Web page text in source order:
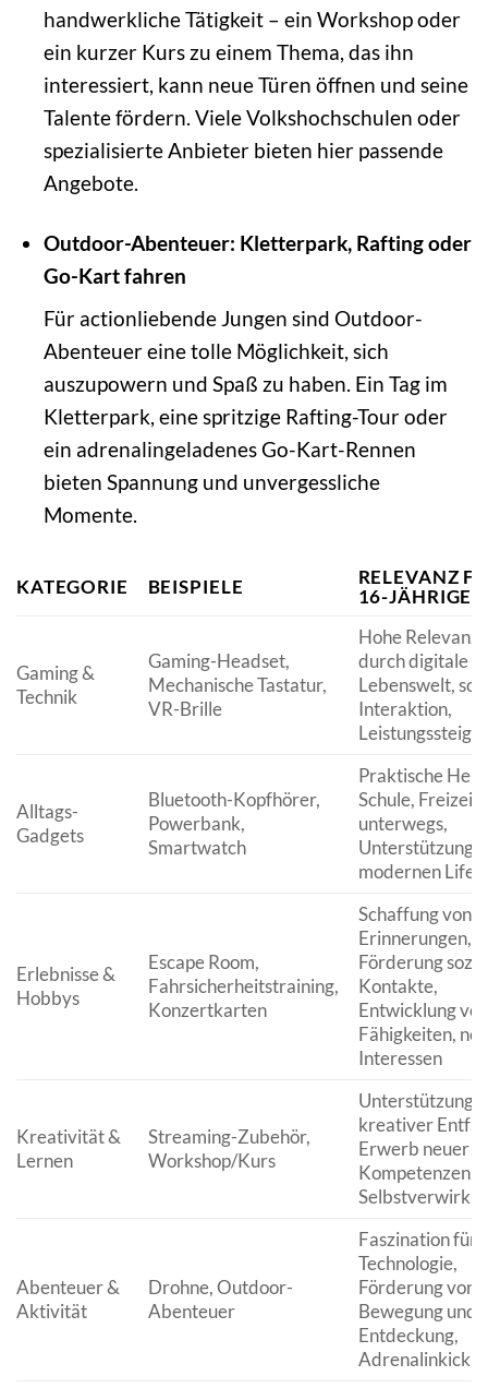
handwerkliche Tätigkeit – ein Workshop oder
ein kurzer Kurs zu einem Thema, das ihn
interessiert, kann neue Türen öffnen und seine
Talente fördern. Viele Volkshochschulen oder
spezialisierte Anbieter bieten hier passende
Angebote.
Outdoor-Abenteuer: Kletterpark, Rafting oder
Go-Kart fahren
Für actionliebende Jungen sind Outdoor-
Abenteuer eine tolle Möglichkeit, sich
auszupowern und Spaß zu haben. Ein Tag im
Kletterpark, eine spritzige Rafting-Tour oder
ein adrenalingeladenes Go-Kart-Rennen
bieten Spannung und unvergessliche
Momente.
KATEGORIE BEISPIELE
RELEVANZ
16-JÄHRIGE
Gaming &
Technik
Gaming-Headset,
Mechanische Tastatur,
VR-Brille
Hohe Relevanz
durch digitale
Lebenswelt,
Interaktion,
Alltags-
Gadgets
Bluetooth-Kopfhörer,
Powerbank,
Smartwatch
Praktische
Schule, Freizeit
unterwegs,
Unterstützung
modernen
Erlebnisse &
Hobbys
Escape Room,
Fahrsicherheitstraining,
Konzertkarten
Schaffung von
Erinnerungen,
Förderung
Kontakte,
Entwicklung von
Fähigkeiten,
Interessen
Kreativität &
Lernen
Streaming-Zubehör,
Workshop/Kurs
Unterstützung
kreativer
Erwerb neuer
Kompetenzen,
Abenteuer &
Aktivität
Drohne, Outdoor-
Abenteuer
Faszination für
Technologie,
Förderung von
Bewegung und
Entdeckung,
Adrenalinkick